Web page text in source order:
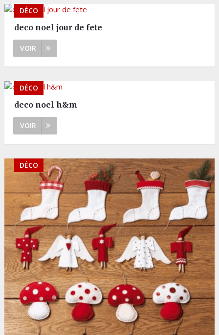
DÉCO
deco noel jour de fete
VOIR
DÉCO
deco noel h&m
VOIR
DÉCO